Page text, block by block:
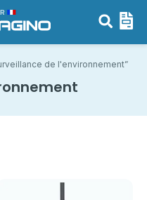
de l'environnement”